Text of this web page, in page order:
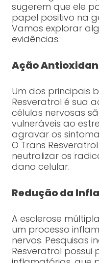
sugerem que ele
papel positivo na
Vamos explorar
evidências:
Ação
Um dos principais
Resveratrol é sua
células nervosas
vulneráveis ao
agravar os
O Trans
neutralizar os
dano celular.
Redução da
A esclerose
um processo
nervos. Pesquisas
Resveratrol